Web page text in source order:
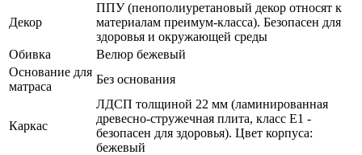
Декор
ППУ (пенополиуретановый декор относят к
материалам преимум-класса). Безопасен для
здоровья и окружающей среды
Обивка
Велюр бежевый
Основание для
матраса
Без основания
Каркас
ЛДСП толщиной 22 мм (ламинированная
древесно-стружечная плита, класс E1 -
безопасен для здоровья). Цвет корпуса:
бежевый